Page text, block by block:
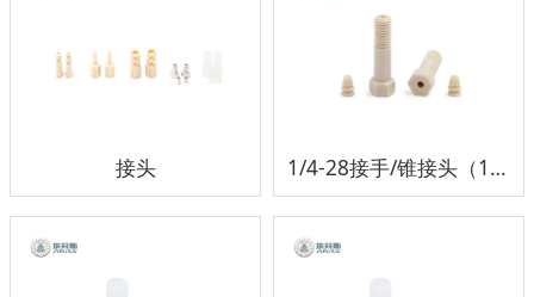
接头 1/4-28接手/锥接头（1/16管）